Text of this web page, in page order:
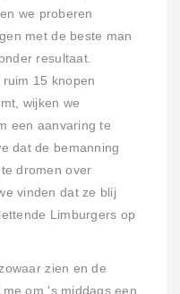
we proberen
met de beste man
resultaat.
15 knopen
wijken we
een aanvaring te
dat de bemanning
dromen over
vinden dat ze blij
Limburgers op
zien en de
om 's middags een